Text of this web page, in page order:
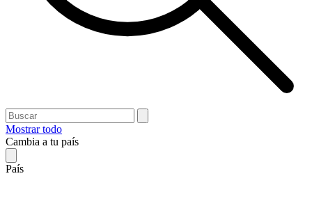
Mostrar todo
Cambia a tu país
País